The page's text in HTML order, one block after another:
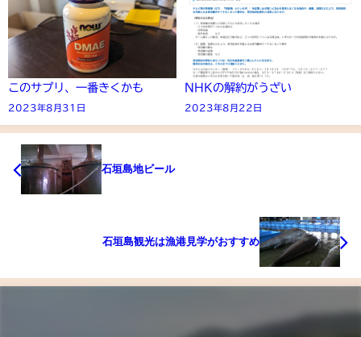
このサプリ、一番きくかも
2023年8月31日
NHKの解約がうざい
2023年8月22日
石垣島地ビール
石垣島観光は漁港見学がおすすめ